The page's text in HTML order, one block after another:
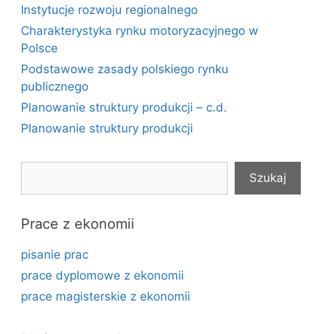
Instytucje rozwoju regionalnego
Charakterystyka rynku motoryzacyjnego w
Polsce
Podstawowe zasady polskiego rynku
publicznego
Planowanie struktury produkcji – c.d.
Planowanie struktury produkcji
Szukaj
Prace z ekonomii
pisanie prac
prace dyplomowe z ekonomii
prace magisterskie z ekonomii